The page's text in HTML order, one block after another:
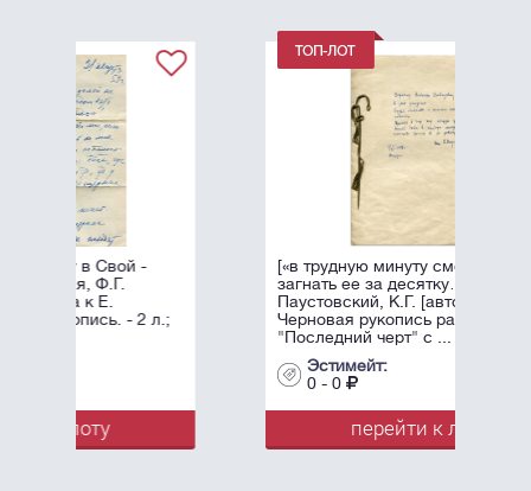
[«в трудную минуту сможете
загнать ее за десятку…»]
Паустовский, К.Г. [автограф].
Черновая рукопись рассказа
"Последний черт" с ...